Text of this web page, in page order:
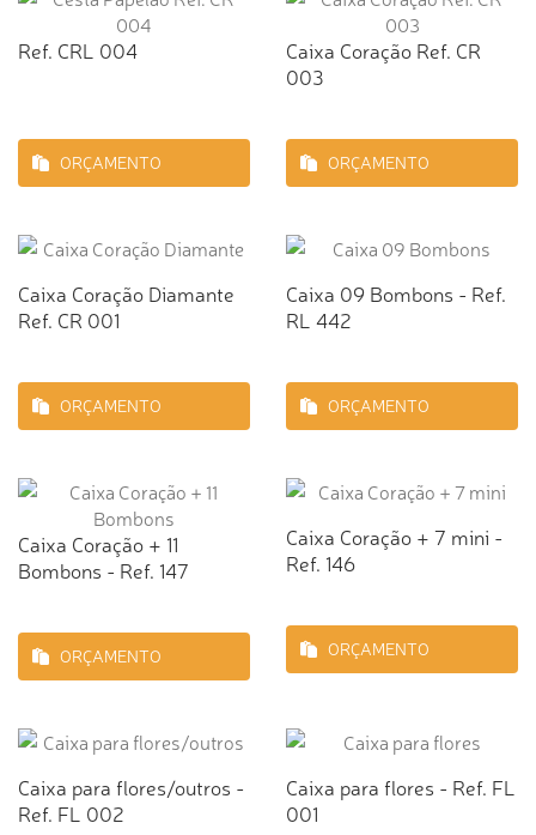
Ref. CRL 004
ORÇAMENTO
Caixa Coração Ref. CR
003
ORÇAMENTO
Caixa Coração Diamante
Ref. CR 001
ORÇAMENTO
Caixa 09 Bombons - Ref.
RL 442
ORÇAMENTO
Caixa Coração + 11
Bombons - Ref. 147
ORÇAMENTO
Caixa Coração + 7 mini -
Ref. 146
ORÇAMENTO
Caixa para flores/outros -
Ref. FL 002
Caixa para flores - Ref. FL
001